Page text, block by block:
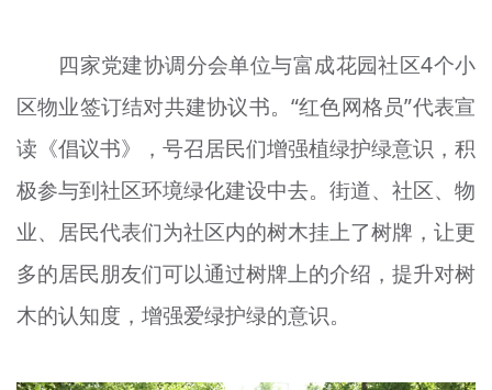
四家党建协调分会单位与富成花园社区4个小
区物业签订结对共建协议书。“红色网格员”代表宣
读《倡议书》，号召居民们增强植绿护绿意识，积
极参与到社区环境绿化建设中去。街道、社区、物
业、居民代表们为社区内的树木挂上了树牌 ，让更
多的居民朋友们可以通过树牌上的介绍，提升对树
木的认知度，增强爱绿护绿的意识。